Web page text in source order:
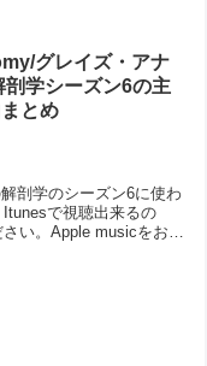
グレイズ・アナ
剖学シーズン6の主
とめ
剖学のシーズン6に使わ
で視聴出来るの
い。Apple musicをお使